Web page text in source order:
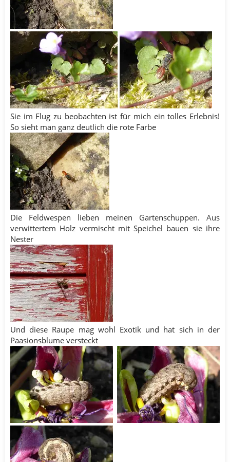
Sie im Flug zu beobachten ist für mich ein tolles Erlebnis!
So sieht man ganz deutlich die rote Farbe
Die Feldwespen lieben meinen Gartenschuppen. Aus
verwittertem Holz vermischt mit Speichel bauen sie ihre
Nester
Und diese Raupe mag wohl Exotik und hat sich in der
Paasionsblume versteckt